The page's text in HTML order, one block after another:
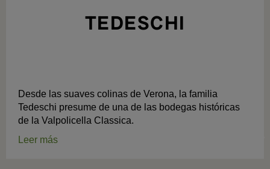
TEDESCHI
Desde las suaves colinas de Verona, la familia
Tedeschi presume de una de las bodegas históricas
de la Valpolicella Classica.
Leer más